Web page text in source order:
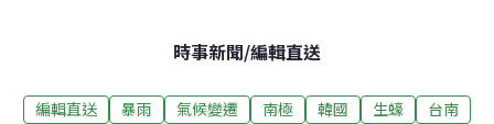
時事新聞/編輯直送
編輯直送 暴雨 氣候變遷 南極 韓國 生蠔 台南